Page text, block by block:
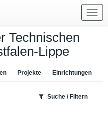
Technischen
Lippe
Projekte Einrichtungen
Suche / Filtern